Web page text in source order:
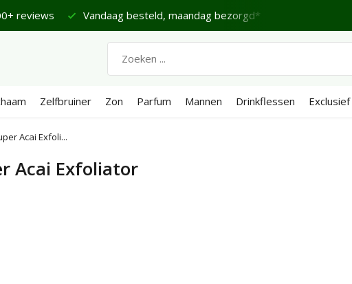
maandag bezorgd* Fijne Zaterdag.
Zelfbruiner Zon Parfum Mannen Drinkflessen Exclusief
Acai Exfoli...
Acai Exfoliator